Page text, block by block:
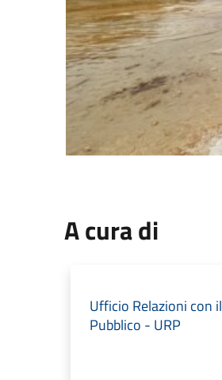
A cura di
Ufficio Relazioni con il
Pubblico - URP